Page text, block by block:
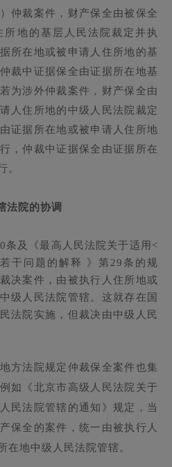
仲裁案件，财产保全由被保全
地的基层人民法院裁定并执
所在地或被申请人住所地的基
裁中证据保全由证据所在地基
为涉外仲裁案件，财产保全由
人住所地的中级人民法院裁定
证据所在地或被申请人住所地
，仲裁中证据保全由证据所在
。
法院的协调
条及《最高人民法院关于适用<
干问题的解释 》第29条的规
决案件，由被执行人住所地或
级人民法院管辖。这就存在国
法院实施，但裁决由中级人民
方法院规定仲裁保全案件也集
如《北京市高级人民法院关于
民法院管辖的通知》规定，当
保全的案件，统一由被执行人
在地中级人民法院管辖。